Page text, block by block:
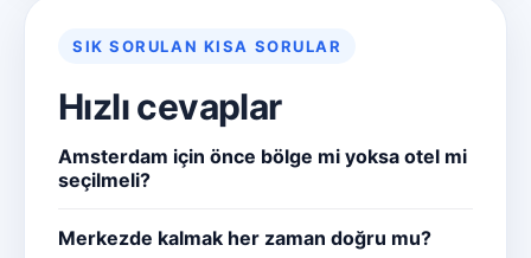
SIK SORULAN KISA SORULAR
Hızlı cevaplar
Amsterdam için önce bölge mi yoksa otel mi
seçilmeli?
Merkezde kalmak her zaman doğru mu?